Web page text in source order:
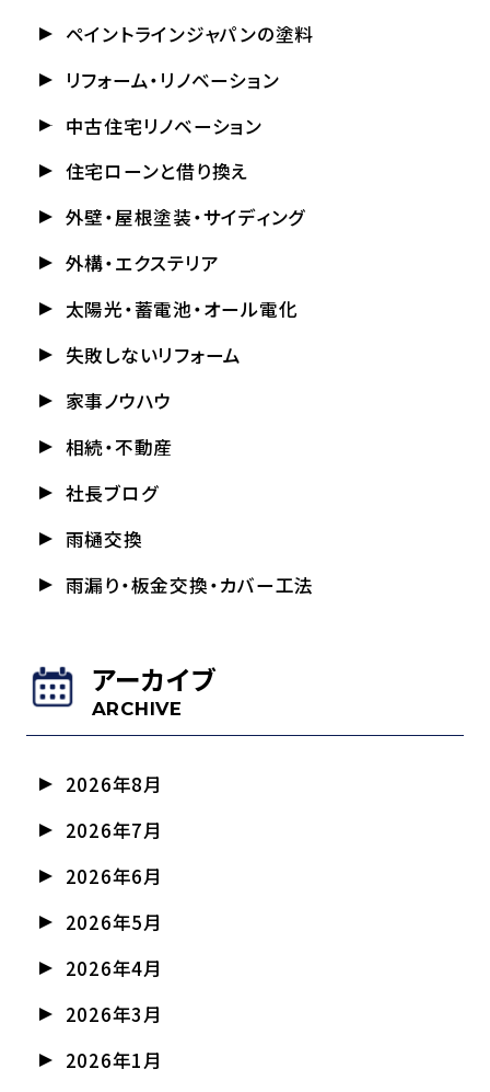
ペイントラインジャパンの塗料
リフォーム・リノベーション
中古住宅リノベーション
住宅ローンと借り換え
外壁・屋根塗装・サイディング
外構・エクステリア
太陽光・蓄電池・オール電化
失敗しないリフォーム
家事ノウハウ
相続・不動産
社長ブログ
雨樋交換
雨漏り・板金交換・カバー工法
アーカイブ
ARCHIVE
2026年8月
2026年7月
2026年6月
2026年5月
2026年4月
2026年3月
2026年1月